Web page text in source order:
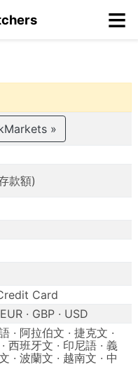
≡
»
款額)
Card
· GBP · USD
· 阿拉伯文 · 捷克文 ·
西班牙文 · 印尼語 · 義
· 波蘭文 · 越南文 · 中